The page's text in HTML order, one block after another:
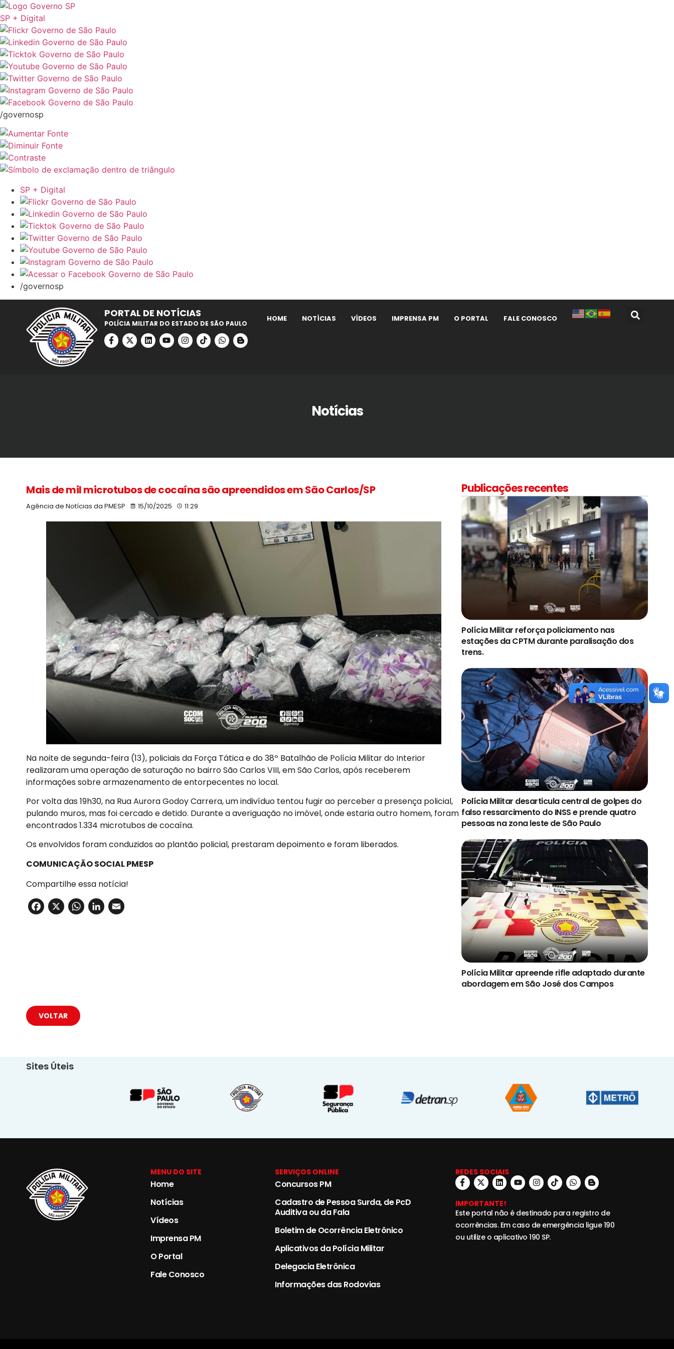
SP + Digital
/governosp
SP + Digital
/governosp
PORTAL DE NOTÍCIAS
POLÍCIA MILITAR DO ESTADO DE SÃO PAULO
HOME NOTÍCIAS VÍDEOS IMPRENSA PM O PORTAL FALE CONOSCO
Notícias
Mais de mil microtubos de cocaína são apreendidos em São Carlos/SP
Agência de Notícias da PMESP 15/10/2025 11:29
Na noite de segunda-feira (13), policiais da Força Tática e do 38º Batalhão de Polícia Militar do Interior
realizaram uma operação de saturação no bairro São Carlos VIII, em São Carlos, após receberem
informações sobre armazenamento de entorpecentes no local.
Por volta das 19h30, na Rua Aurora Godoy Carrera, um indivíduo tentou fugir ao perceber a presença policial,
pulando muros, mas foi cercado e detido. Durante a averiguação no imóvel, onde estaria outro homem, foram
encontrados 1.334 microtubos de cocaína.
Os envolvidos foram conduzidos ao plantão policial, prestaram depoimento e foram liberados.
COMUNICAÇÃO SOCIAL PMESP
Compartilhe essa notícia!
Facebook
X WhatsApp
LinkedIn
Publicações recentes
Polícia Militar reforça policiamento nas
estações da CPTM durante paralisação dos
trens.
Polícia Militar desarticula central de golpes do
falso ressarcimento do INSS e prende quatro
pessoas na zona leste de São Paulo
Polícia Militar apreende rifle adaptado durante
abordagem em São José dos Campos
VOLTAR
Sites Úteis
MENU DO SITE
Home
Notícias
Vídeos
Imprensa PM
O Portal
Fale Conosco
SERVIÇOS ONLINE
Concursos PM
Cadastro de Pessoa Surda, de PcD
Auditiva ou da Fala
Boletim de Ocorrência Eletrônico
Aplicativos da Polícia Militar
Delegacia Eletrônica
Informações das Rodovias
REDES SOCIAIS
IMPORTANTE!
Este portal não é destinado para registro de
ocorrências. Em caso de emergência ligue 190
ou utilize o aplicativo 190 SP.